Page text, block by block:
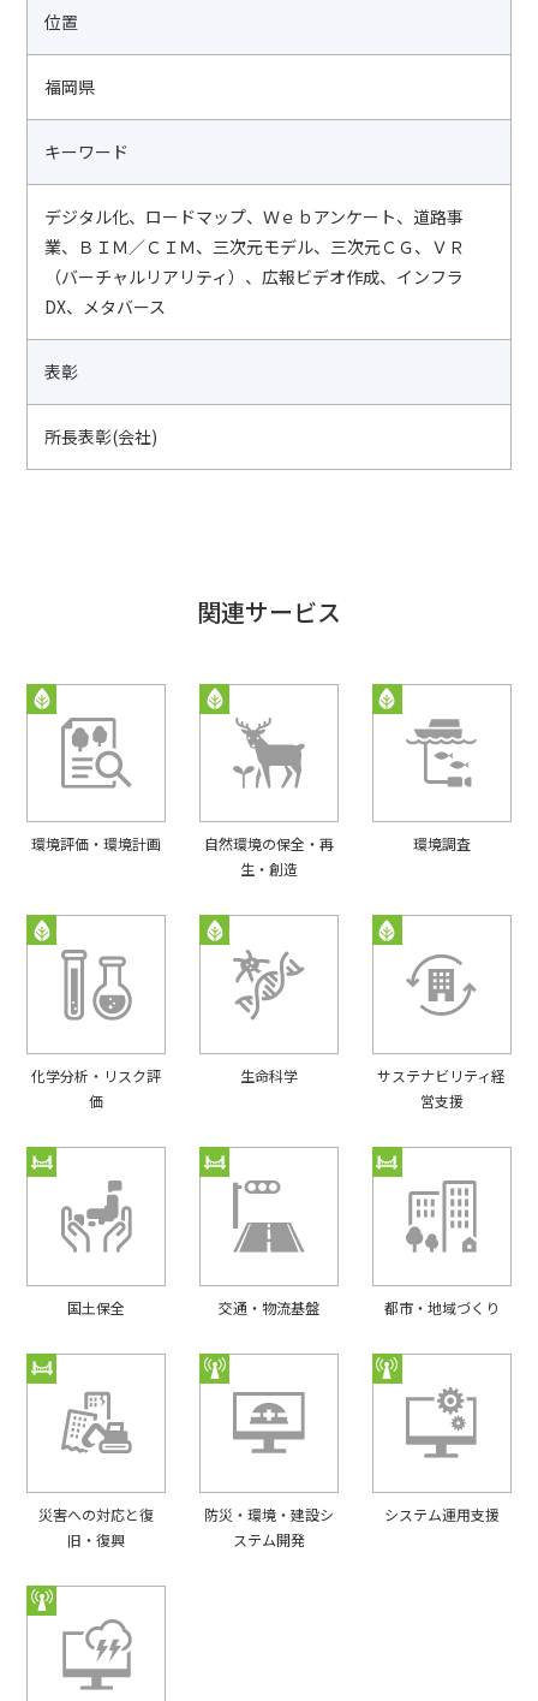
位置
福岡県
キーワード
デジタル化、ロードマップ、Ｗｅｂアンケート、道路事
業、ＢＩＭ／ＣＩＭ、三次元モデル、三次元ＣＧ、ＶＲ
（バーチャルリアリティ）、広報ビデオ作成、インフラ
DX、メタバース
表彰
所長表彰(会社)
関連サービス
環境評価・環境計画
自然環境の保全・再
生・創造
環境調査
化学分析・リスク評
価
生命科学
サステナビリティ経
営支援
国⼟保全 交通・物流基盤 都市・地域づくり
災害への対応と復
旧・復興
防災・環境・建設シ
ステム開発
システム運用支援